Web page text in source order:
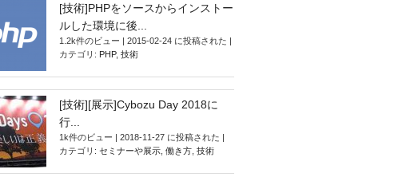
[技術]PHPをソースからインストー
ルした環境に後...
1.2k件のビュー | 2015-02-24 に投稿された |
カテゴリ: PHP, 技術
[技術][展示]Cybozu Day 2018に
行...
1k件のビュー | 2018-11-27 に投稿された |
カテゴリ: セミナーや展示, 働き方, 技術